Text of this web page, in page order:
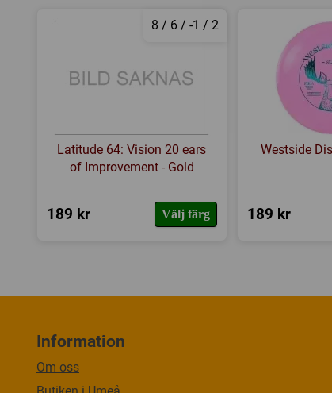
8 / 6 / -1 / 2
Latitude 64: Vision 20 ears
of Improvement - Gold
189 kr Välj färg
Westside
189 kr
Information
Om oss